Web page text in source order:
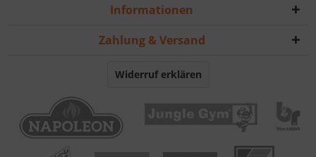
Informationen
Zahlung & Versand
Widerruf erklären